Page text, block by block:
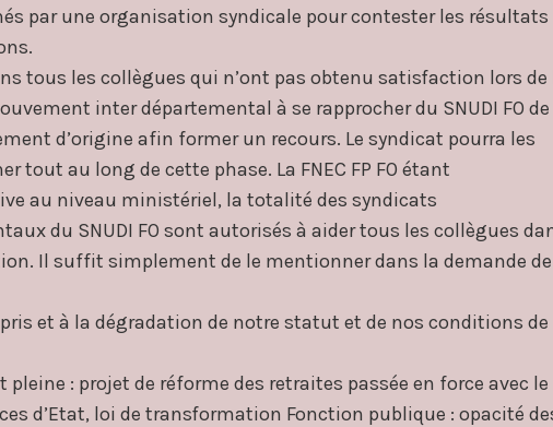
par une organisation syndicale pour contester les résultats
tous les collègues qui n’ont pas obtenu satisfaction lors de
inter départemental à se rapprocher du SNUDI FO de
d’origine afin former un recours. Le syndicat pourra les
tout au long de cette phase. La FNEC FP FO étant
au niveau ministériel, la totalité des syndicats
du SNUDI FO sont autorisés à aider tous les collègues
Il suffit simplement de le mentionner dans la demande de
et à la dégradation de notre statut et de nos conditions de
pleine : projet de réforme des retraites passée en force avec le
d’Etat, loi de transformation Fonction publique : opacité